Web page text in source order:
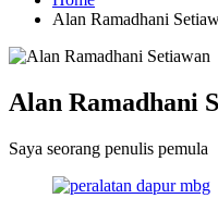
Alan Ramadhani
Alan Ramadhani
Saya seorang penulis pemula